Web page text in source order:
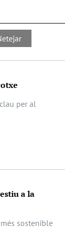
per al
a la
sostenible